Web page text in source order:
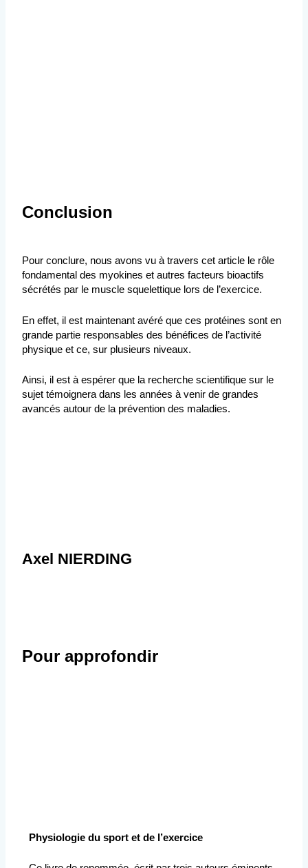
Conclusion
Pour conclure, nous avons vu à travers cet article le rôle
fondamental des myokines et autres facteurs bioactifs
sécrétés par le muscle squelettique lors de l’exercice.
En effet, il est maintenant avéré que ces protéines sont en
grande partie responsables des bénéfices de l’activité
physique et ce, sur plusieurs niveaux.
Ainsi, il est à espérer que la recherche scientifique sur le
sujet témoignera dans les années à venir de grandes
avancés autour de la prévention des maladies.
Axel NIERDING
Pour approfondir
Physiologie du sport et de l’exercice